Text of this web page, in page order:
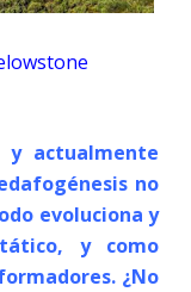
y actualmente
no
evoluciona y
y como
¿No